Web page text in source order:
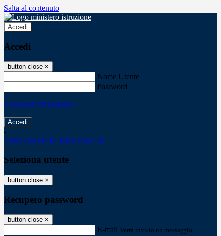
Salta al contenuto
Accedi
Accedi
button close ×
Nome Utente
Password
Password dimenticata?
-
Entra con SPID Entra con CIE
Seleziona utente
button close ×
Recupero password
button close ×
E-mail Verrà inviato un messaggio